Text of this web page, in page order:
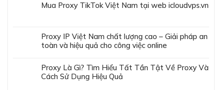
Mua Proxy TikTok Việt Nam tại web icloudvps.vn
Proxy IP Việt Nam chất lượng cao – Giải pháp an
toàn và hiệu quả cho công việc online
Proxy Là Gì? Tìm Hiểu Tất Tần Tật Về Proxy Và
Cách Sử Dụng Hiệu Quả